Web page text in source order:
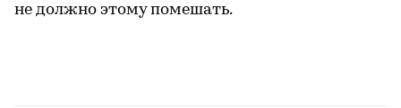
не должно этому помешать.